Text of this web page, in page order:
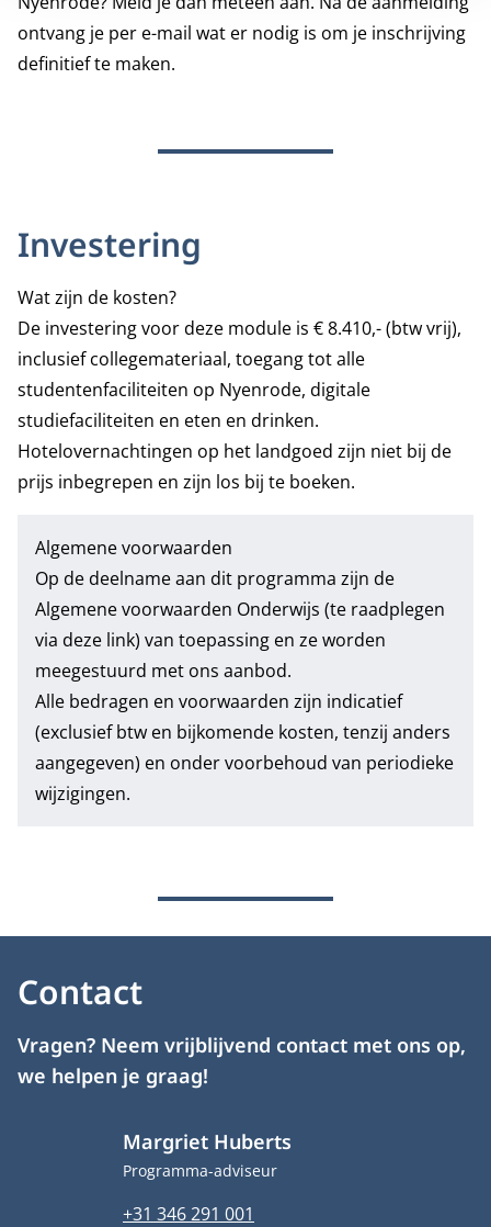
ontvang je per e-mail wat er nodig is om je inschrijving
definitief te maken.
Investering
Wat zijn de kosten?
De investering voor deze module is € 8.410,- (btw vrij),
inclusief collegemateriaal, toegang tot alle
studentenfaciliteiten op Nyenrode, digitale
studiefaciliteiten en eten en drinken.
Hotelovernachtingen op het landgoed zijn niet bij de
prijs inbegrepen en zijn los bij te boeken.
Algemene voorwaarden
Op de deelname aan dit programma zijn de
Algemene voorwaarden Onderwijs (te raadplegen
via deze link) van toepassing en ze worden
meegestuurd met ons aanbod.
Alle bedragen en voorwaarden zijn indicatief
(exclusief btw en bijkomende kosten, tenzij anders
aangegeven) en onder voorbehoud van periodieke
wijzigingen.
Contact
Vragen? Neem vrijblijvend contact met ons op,
we helpen je graag!
Margriet Huberts
Functietitel
Programma-adviseur
Telefoonnummer
+31 346 291 001